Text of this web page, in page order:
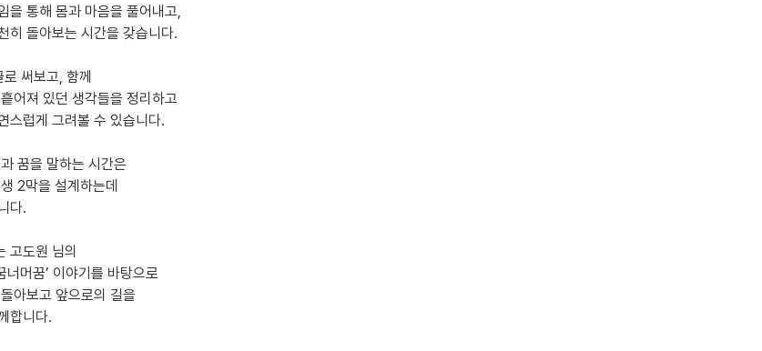
을 통해 몸과 마음을 풀어내고,
히 돌아보는 시간을 갖습니다.
써보고, 함께
어져 있던 생각들을 정리하고
스럽게 그려볼 수 있습니다.
꿈을 말하는 시간은
2막을 설계하는데
다.
고도원 님의
너머꿈’ 이야기를 바탕으로
아보고 앞으로의 길을
합니다.